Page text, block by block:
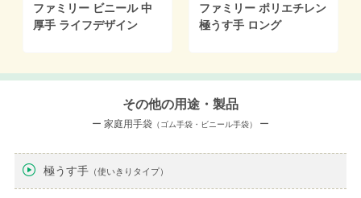
ファミリー ビニール 中
厚手 ライフデザイン
ファミリー ポリエチレン
極うす手 ロング
その他の用途・製品
ー 家庭用手袋 （ゴム手袋・ビニール手袋） ー
極うす手（使いきりタイプ）